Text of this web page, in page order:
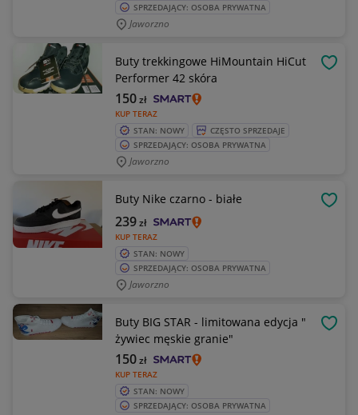
SPRZEDAJĄCY: OSOBA PRYWATNA
Jaworzno
Buty trekkingowe HiMountain HiCut
Performer 42 skóra
KUP TERAZ
150zł
STAN: NOWY
CZĘSTO SPRZEDAJE
SPRZEDAJĄCY: OSOBA PRYWATNA
Jaworzno
Buty Nike czarno - białe
KUP TERAZ
239zł
STAN: NOWY
SPRZEDAJĄCY: OSOBA PRYWATNA
Jaworzno
Buty BIG STAR - limitowana edycja "
żywiec męskie granie"
KUP TERAZ
150zł
STAN: NOWY
SPRZEDAJĄCY: OSOBA PRYWATNA